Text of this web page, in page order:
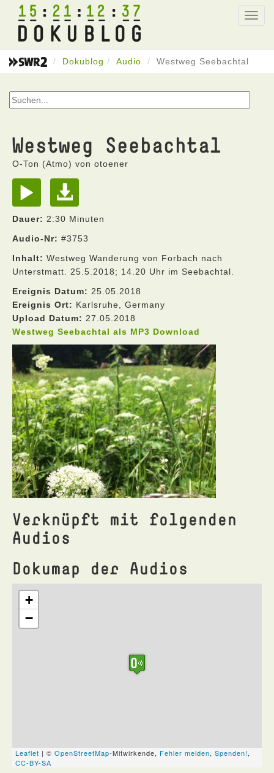
15 21 12 37
Dokublog Audio Westweg Seebachtal
Westweg Seebachtal
O-Ton (Atmo) von otoener
Dauer: 2:30 Minuten
Audio-Nr: #3753
Inhalt: Westweg Wanderung von Forbach nach
Unterstmatt. 25.5.2018; 14.20 Uhr im Seebachtal.
Ereignis Datum: 25.05.2018
Ereignis Ort: Karlsruhe, Germany
Upload Datum: 27.05.2018
Westweg Seebachtal als MP3 Download
Verknüpft mit folgenden
Audios
Dokumap der Audios